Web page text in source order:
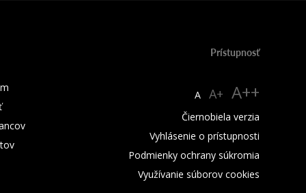
Prístupnosť
A A+ A++
Čiernobiela verzia
Vyhlásenie o prístupnosti
Podmienky ochrany súkromia
Využívanie súborov cookies